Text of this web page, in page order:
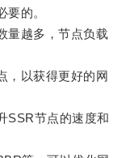
的。
越多，节点负载
以获得更好的网
节点的速度和